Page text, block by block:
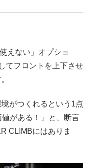
えない」オプショ
てフロントを上下させ
がつくれるという1点
がある！」と、断言
CLIMBにはありま